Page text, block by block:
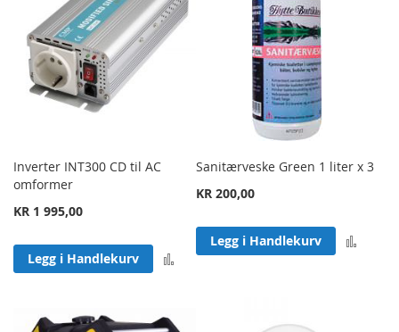
Inverter INT300 CD til AC
omformer
KR 1 995,00
Legg i Handlekurv Legg til sammenligning
Sanitærveske Green 1 liter x 3
KR 200,00
Legg i Handlekurv